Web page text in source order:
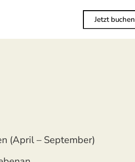
Jetzt buchen
(April – September)